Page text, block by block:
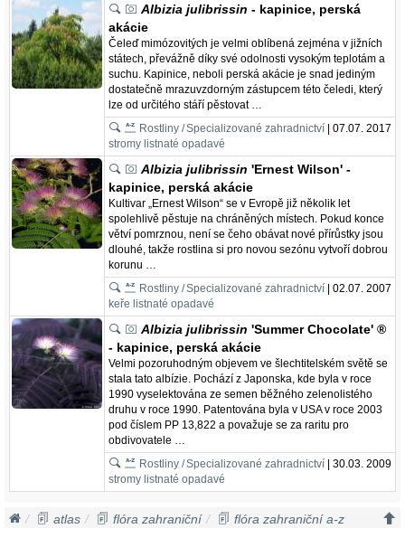
Albizia julibrissin - kapinice, perská
akácie
Čeleď mimózovitých je velmi oblíbená zejména v jižních
státech, převážně díky své odolnosti vysokým teplotám a
suchu. Kapinice, neboli perská akácie je snad jediným
dostatečně mrazuvzdorným zástupcem této čeledi, který
lze od určitého stáří pěstovat …
Specializované zahradnictví | 07.07. 2017
Rostliny /
stromy listnaté opadavé
Albizia julibrissin 'Ernest Wilson' -
kapinice, perská akácie
Kultivar „Ernest Wilson“ se v Evropě již několik let
spolehlivě pěstuje na chráněných místech. Pokud konce
větví pomrznou, není se čeho obávat nové přírůstky jsou
dlouhé, takže rostlina si pro novou sezónu vytvoří dobrou
korunu …
Specializované zahradnictví | 02.07. 2007
Rostliny /
keře listnaté opadavé
Albizia julibrissin 'Summer Chocolate' ®
- kapinice, perská akácie
Velmi pozoruhodným objevem ve šlechtitelském světě se
stala tato albízie. Pochází z Japonska, kde byla v roce
1990 vyselektována ze semen běžného zelenolistého
druhu v roce 1990. Patentována byla v USA v roce 2003
pod číslem PP 13,822 a považuje se za raritu pro
obdivovatele …
Specializované zahradnictví | 30.03. 2009
Rostliny /
stromy listnaté opadavé
atlas flóra zahraniční
flóra zahraniční a-z